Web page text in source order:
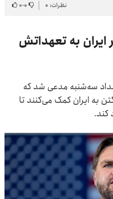
نظرات: ۰ ۰-۰
به تعهداتش
سه‌شنبه مدعی شد که
به ایران کمک می‌کنند تا
کند.